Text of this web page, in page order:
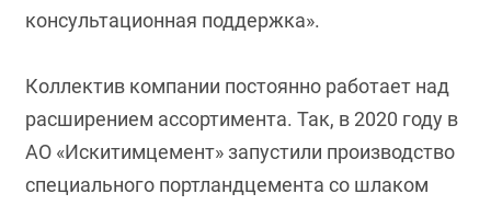
консультационная поддержка».
Коллектив компании постоянно работает над
расширением ассортимента. Так, в 2020 году в
АО «Искитимцемент» запустили производство
специального портландцемента со шлаком